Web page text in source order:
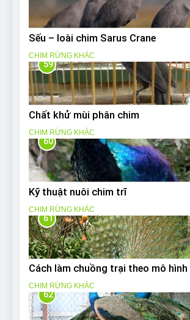
Sếu – loài chim Sarus Crane
CHIM RỪNG KHÁC
59
Chất khử mùi phân chim
CHIM RỪNG KHÁC
60
Kỹ thuật nuôi chim trĩ
CHIM RỪNG KHÁC
61
Cách làm chuồng trại theo mô
CHIM RỪNG KHÁC
62